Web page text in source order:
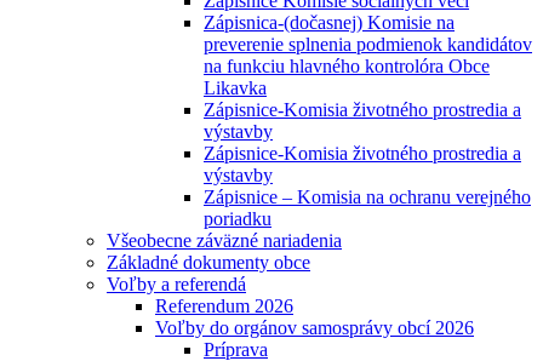
Zápisnica-(dočasnej) Komisie na
preverenie splnenia podmienok kandidátov
na funkciu hlavného kontrolóra Obce
Likavka
Zápisnice-Komisia životného prostredia a
výstavby
Zápisnice-Komisia životného prostredia a
výstavby
Zápisnice – Komisia na ochranu verejného
poriadku
Všeobecne záväzné nariadenia
Základné dokumenty obce
Voľby a referendá
Referendum 2026
Voľby do orgánov samosprávy obcí 2026
Príprava